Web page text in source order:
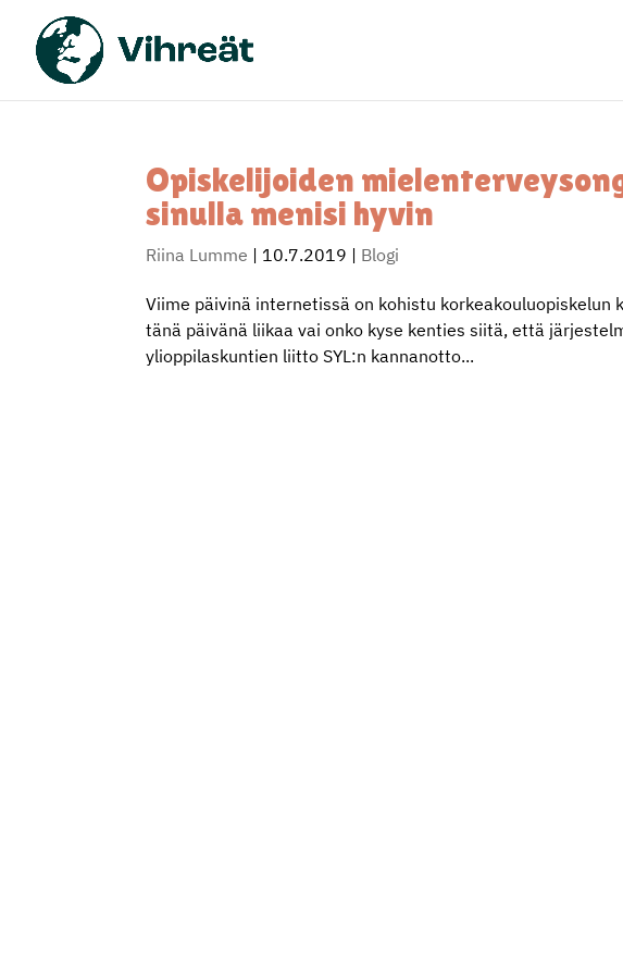
Opiskelijoiden
sinulla menisi hyvin
Riina Lumme | 10.7.2019 | Blogi
Viime päivinä internetissä on kohistu
tänä päivänä liikaa vai onko kyse kenties siitä, että
ylioppilaskuntien liitto SYL:n kannanotto...